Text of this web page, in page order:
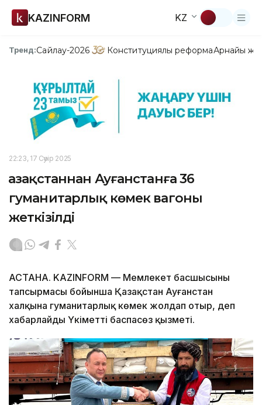
KAZINFORM KZ
Тренд:Сайлау-2026 Конституциялық реформаАрнайы
22:23, 17 Сәуір 2025
Қазақстаннан Ауғанстанға 36
гуманитарлық көмек вагоны
жеткізілді
АСТАНА. KAZINFORM — Мемлекет басшысының
тапсырмасы бойынша Қазақстан Ауғанстан
халқына гуманитарлық көмек жолдап отыр, деп
хабарлайды Үкіметтің баспасөз қызметі.